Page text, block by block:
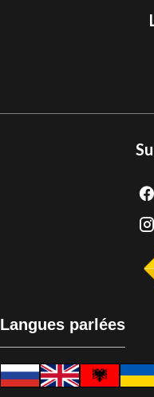
Langues parlées